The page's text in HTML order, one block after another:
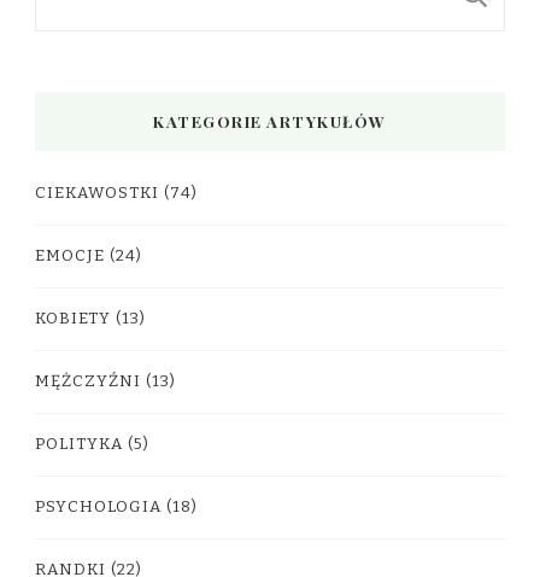
KATEGORIE ARTYKUŁÓW
CIEKAWOSTKI (74)
EMOCJE (24)
KOBIETY (13)
MĘŻCZYŹNI (13)
POLITYKA (5)
PSYCHOLOGIA (18)
RANDKI (22)